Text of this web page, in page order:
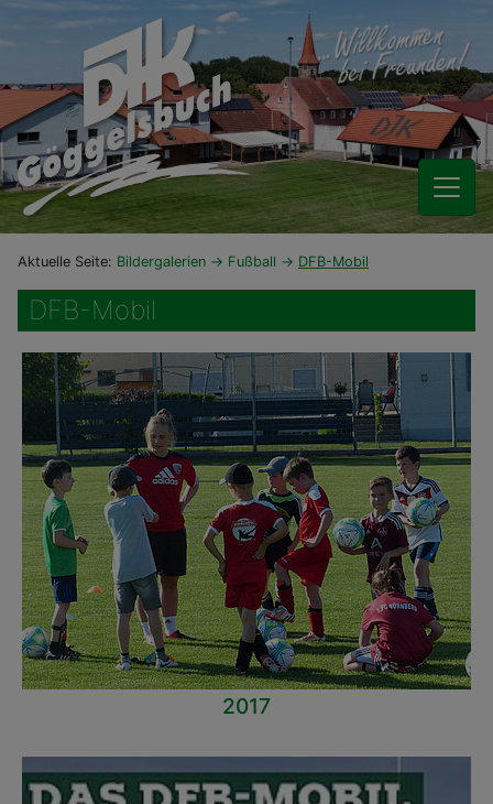
Aktuelle Seite: Bildergalerien Fußball DFB-Mobil
DFB-Mobil
2017